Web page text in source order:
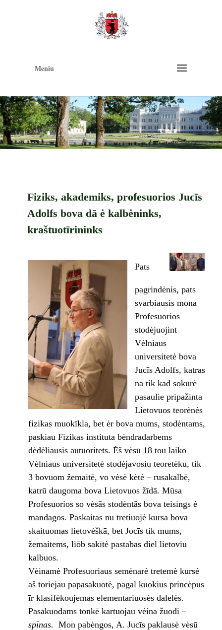
Meniu
Fiziks, akademiks, profesuorios Jucīs
Adolfs bova dā ė kalbėninks,
kraštuotīrininks
Pats
pagrindėnis, pats
svarbiausis mona
Profesuorios
stodėjuojint
Vėlniaus
universitetė bova
Jucīs Adolfs, katras
na tik kad sokūrė
pasaulie pripažinta
Lietovuos teorėnės
fizikas muokīkla, bet ėr bova mums, stodėntams,
paskiau Fizikas instituta bėndradarbems
dėdėliausis autuoritets. Ėš vėsū 18 tou laiko
Vėlniaus universitetė stodėjavosiu teoretėku, tik
3 bovuom žemaitē, vo vėsė kėtė – rusakalbē,
katrū daugoma bova Lietovuos žīdā. Mūsa
Profesuorios so vėsās stodėntās bova teisings ė
mandagos. Paskaitas nu tretiuojė kursa bova
skaituomas lietovėškā, bet Jocīs tik mums,
žemaitems, liōb sakītė pastabas diel lietoviu
kalbuos.
Vėinamė Profesuoriaus semėnarė tretemė kursė
aš toriejau papasakuotė, pagal kuokius princėpus
īr klasifėkoujemas elementariuosės dalelės.
Pasakuodams tonkē kartuojau vėina žuodi –
spīnas. Mon pabėngos, A. Jucīs paklausė vėsū